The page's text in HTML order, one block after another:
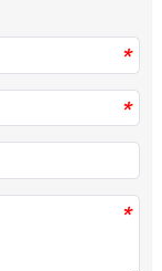
*
*
*